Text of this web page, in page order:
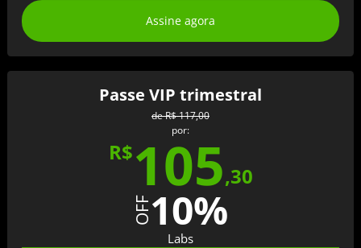
Assine agora
Passe VIP trimestral
deR$ 117,00
por:
R$105,30
OFF10%
Labs